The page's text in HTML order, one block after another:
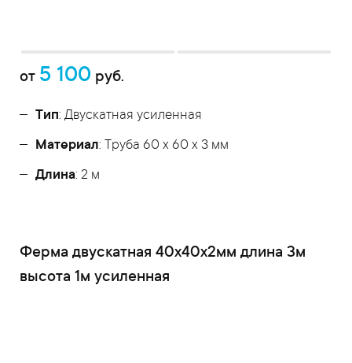
от 5 100 руб.
Тип: Двускатная усиленная
Материал: Труба 60 x 60 x 3 мм
Длина: 2 м
Ферма двускатная 40x40x2мм длина 3м
высота 1м усиленная